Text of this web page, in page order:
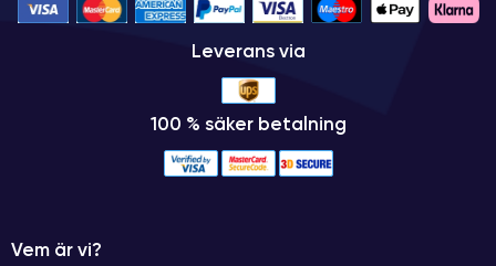
Leverans via
100 % säker betalning
Vem är vi?